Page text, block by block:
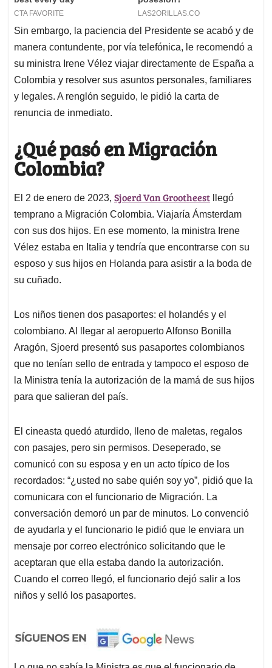
Sin embargo, la paciencia del Presidente se acabó y de
manera contundente, por vía telefónica, le recomendó a
su ministra Irene Vélez viajar directamente de España a
Colombia y resolver sus asuntos personales, familiares
y legales. A renglón seguido, le pidió la carta de
renuncia de inmediato.
¿Qué pasó en Migración
Colombia?
El 2 de enero de 2023, Sjoerd Van Grootheest llegó
temprano a Migración Colombia. Viajaría Ámsterdam
con sus dos hijos. En ese momento, la ministra Irene
Vélez estaba en Italia y tendría que encontrarse con su
esposo y sus hijos en Holanda para asistir a la boda de
su cuñado.
Los niños tienen dos pasaportes: el holandés y el
colombiano. Al llegar al aeropuerto Alfonso Bonilla
Aragón, Sjoerd presentó sus pasaportes colombianos
que no tenían sello de entrada y tampoco el esposo de
la Ministra tenía la autorización de la mamá de sus hijos
para que salieran del país.
El cineasta quedó aturdido, lleno de maletas, regalos
con pasajes, pero sin permisos. Deseperado, se
comunicó con su esposa y en un acto típico de los
recordados: “¿usted no sabe quién soy yo”, pidió que la
comunicara con el funcionario de Migración. La
conversación demoró un par de minutos. Lo convenció
de ayudarla y el funcionario le pidió que le enviara un
mensaje por correo electrónico solicitando que le
aceptaran que ella estaba dando la autorización.
Cuando el correo llegó, el funcionario dejó salir a los
niños y selló los pasaportes.